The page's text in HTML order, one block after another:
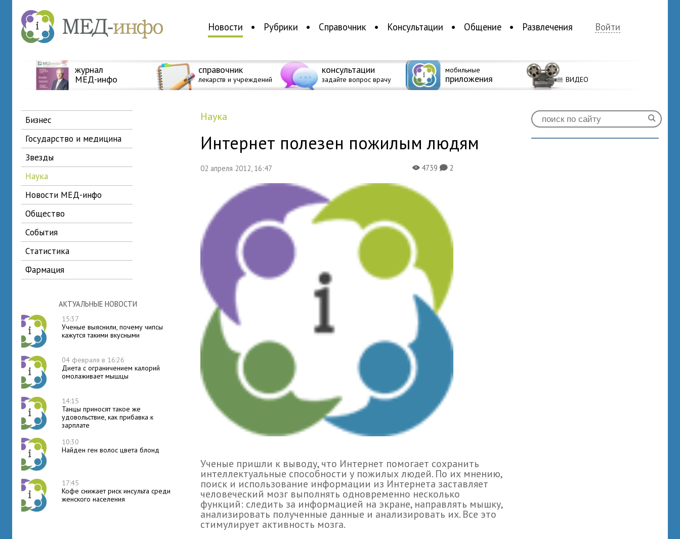
Новости Рубрики Справочник Консультации Общение Развлечения Войти
журнал
МЕД-инфо
справочник
лекарств и учреждений
консультации
задайте вопрос врачу
мобильные
приложения ВИДЕО
бизнес
государство и медицина
звезды
наука
новости МЕД-инфо
общество
события
статистика
фармация
АКТУАЛЬНЫЕ НОВОСТИ
15:37
Ученые выяснили, почему чипсы
кажутся такими вкусными
04 февраля в 16:26
Диета с ограничением калорий
омолаживает мышцы
14:15
Танцы приносят такое же
удовольствие, как прибавка к
зарплате
10:30
Найден ген волос цвета блонд
17:45
Кофе снижает риск инсульта среди
женского населения
наука
Интернет полезен пожилым людям
02 апреля 2012, 16:47 X4739K2
Ученые пришли к выводу, что Интернет помогает сохранить
интеллектуальные способности у пожилых людей. По их мнению,
поиск и использование информации из Интернета заставляет
человеческий мозг выполнять одновременно несколько
функций: следить за информацией на экране, направлять мышку,
анализировать полученные данные и анализировать их. Все это
стимулирует активность мозга.